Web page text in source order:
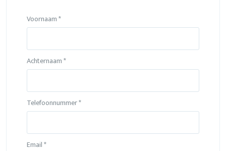
Voornaam *
Achternaam *
Telefoonnummer *
Email *